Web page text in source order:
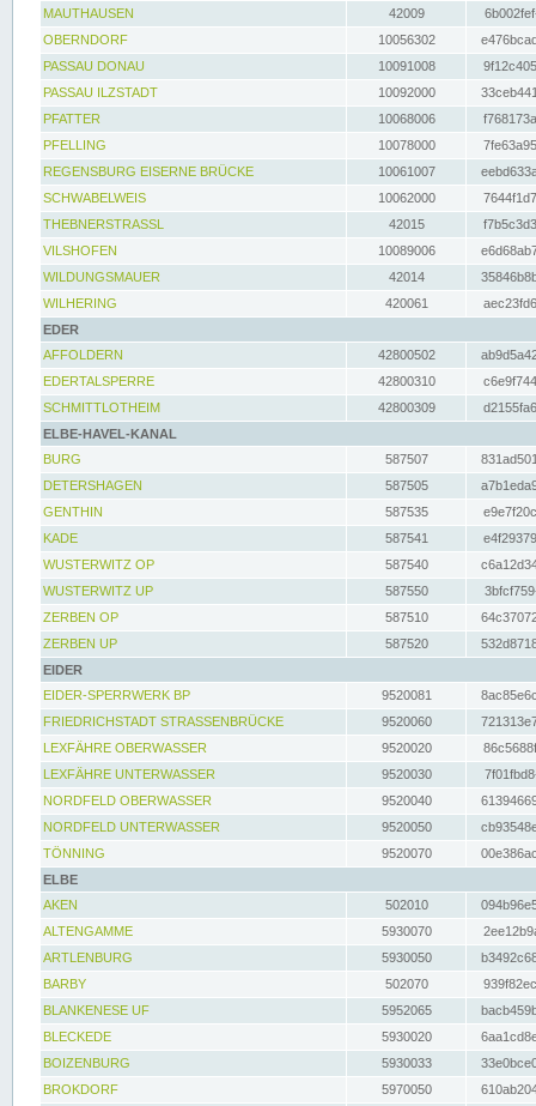
MAUTHAUSEN
42009
OBERNDORF
10056302
PASSAU DONAU
10091008
PASSAU ILZSTADT
10092000
PFATTER
10068006
PFELLING
10078000
REGENSBURG EISERNE BRÜCKE
10061007
SCHWABELWEIS
10062000
THEBNERSTRASSL
42015
VILSHOFEN
10089006
WILDUNGSMAUER
42014
WILHERING
420061
EDER
AFFOLDERN
42800502
EDERTALSPERRE
42800310
SCHMITTLOTHEIM
42800309
ELBE-HAVEL-KANAL
BURG
587507
DETERSHAGEN
587505
GENTHIN
587535
KADE
587541
WUSTERWITZ OP
587540
WUSTERWITZ UP
587550
ZERBEN OP
587510
ZERBEN UP
587520
EIDER
EIDER-SPERRWERK BP
9520081
FRIEDRICHSTADT STRASSENBRÜCKE
9520060
LEXFÄHRE OBERWASSER
9520020
LEXFÄHRE UNTERWASSER
9520030
NORDFELD OBERWASSER
9520040
NORDFELD UNTERWASSER
9520050
TÖNNING
9520070
ELBE
AKEN
502010
ALTENGAMME
5930070
ARTLENBURG
5930050
BARBY
502070
BLANKENESE UF
5952065
BLECKEDE
5930020
BOIZENBURG
5930033
BROKDORF
5970050